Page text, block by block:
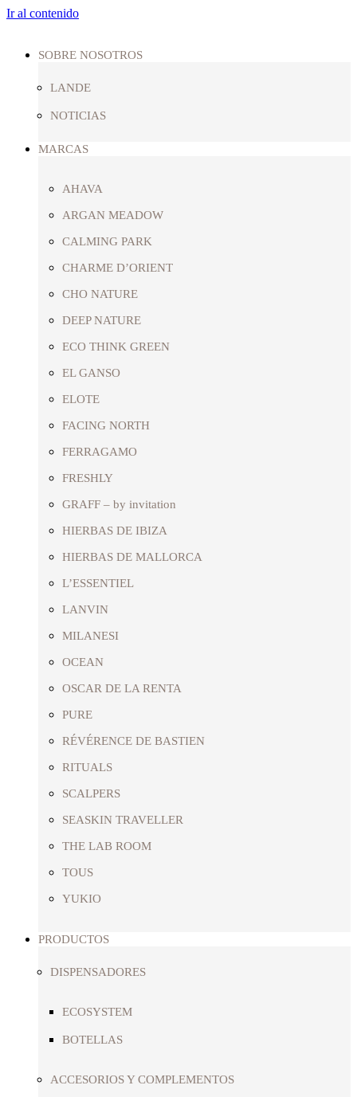
Ir al contenido
SOBRE NOSOTROS
LANDE
NOTICIAS
MARCAS
AHAVA
ARGAN MEADOW
CALMING PARK
CHARME D’ORIENT
CHO NATURE
DEEP NATURE
ECO THINK GREEN
EL GANSO
ELOTE
FACING NORTH
FERRAGAMO
FRESHLY
GRAFF – by invitation
HIERBAS DE IBIZA
HIERBAS DE MALLORCA
L’ESSENTIEL
LANVIN
MILANESI
OCEAN
OSCAR DE LA RENTA
PURE
RÉVÉRENCE DE BASTIEN
RITUALS
SCALPERS
SEASKIN TRAVELLER
THE LAB ROOM
TOUS
YUKIO
PRODUCTOS
DISPENSADORES
ECOSYSTEM
BOTELLAS
ACCESORIOS Y COMPLEMENTOS